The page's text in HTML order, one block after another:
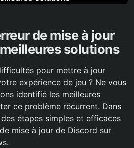
de mise à jour
solutions
pour mettre à jour
expérience de jeu ? Ne vous
identifié les meilleures
ce problème récurrent. Dans
étapes simples et efficaces
mise à jour de Discord sur